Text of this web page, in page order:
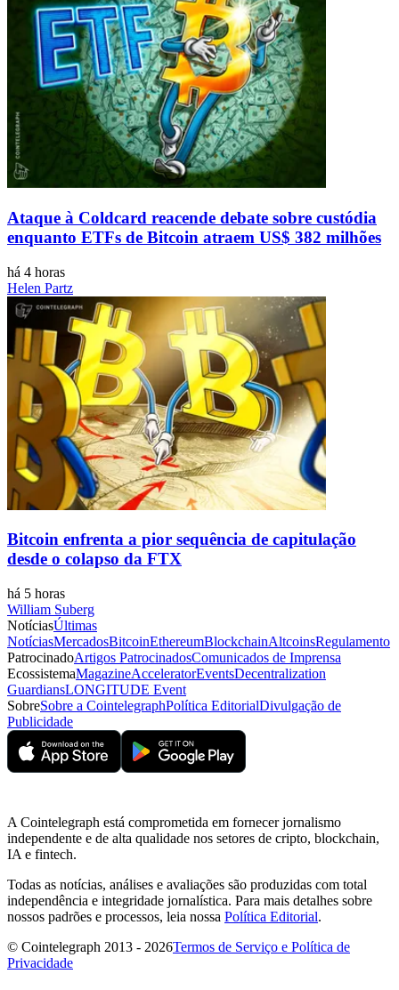
Ataque à Coldcard reacende debate sobre custódia
enquanto ETFs de Bitcoin atraem US$ 382 milhões
há 4 horas
Helen Partz
Bitcoin enfrenta a pior sequência de capitulação
desde o colapso da FTX
há 5 horas
William Suberg
NotíciasÚltimas
NotíciasMercadosBitcoinEthereumBlockchainAltcoinsRegulamento
PatrocinadoArtigos PatrocinadosComunicados de Imprensa
EcossistemaMagazineAcceleratorEventsDecentralization
GuardiansLONGITUDE Event
SobreSobre a CointelegraphPolítica EditorialDivulgação de
Publicidade
A Cointelegraph está comprometida em fornecer jornalismo
independente e de alta qualidade nos setores de cripto, blockchain,
IA e fintech.
Todas as notícias, análises e avaliações são produzidas com total
independência e integridade jornalística. Para mais detalhes sobre
nossos padrões e processos, leia nossa Política Editorial.
© Cointelegraph 2013 - 2026Termos de Serviço e Política de
Privacidade